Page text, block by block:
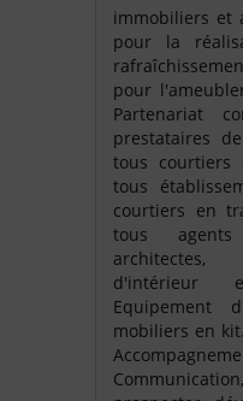
immobiliers et
pour la
pour
Partenariat
prestataires
tous courtiers
tous
courtiers en
tous
d'intérieur
Equipement
mobiliers en